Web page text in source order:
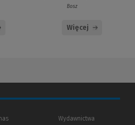
Bosz
Więcej
Wydawnictwa